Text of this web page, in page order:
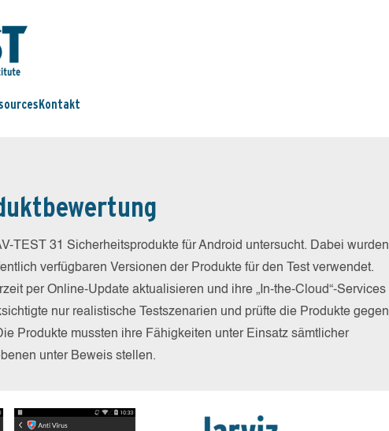
Kontakt
TEST 31 Sicherheitsprodukte für Android untersucht. Dabei wurden
verfügbaren Versionen der Produkte für den Test verwendet.
per Online-Update aktualisieren und ihre „In-the-Cloud“-Services
nur realistische Testszenarien und prüfte die Produkte gegen
Produkte mussten ihre Fähigkeiten unter Einsatz sämtlicher
unter Beweis stellen.